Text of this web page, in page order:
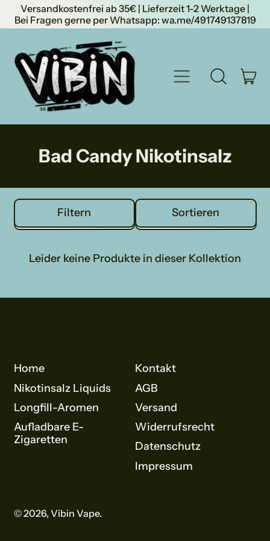
Versandkostenfrei ab 35€ | Lieferzeit 1-2 Werktage |
Bei Fragen gerne per Whatsapp: wa.me/491749137819
Menu
Bad Candy Nikotinsalz
Filtern Sortieren
Leider keine Produkte in dieser Kollektion
Home
Nikotinsalz Liquids
Longfill-Aromen
Aufladbare E-
Zigaretten
Kontakt
AGB
Versand
Widerrufsrecht
Datenschutz
Impressum
© 2026,Vibin Vape.